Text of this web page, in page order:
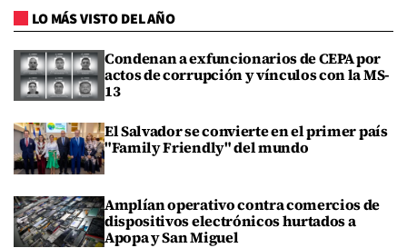
LO MÁS VISTO DEL AÑO
Condenan a exfuncionarios de CEPA por
actos de corrupción y vínculos con la MS-
13
El Salvador se convierte en el primer país
"Family Friendly" del mundo
Amplían operativo contra comercios de
dispositivos electrónicos hurtados a
Apopa y San Miguel